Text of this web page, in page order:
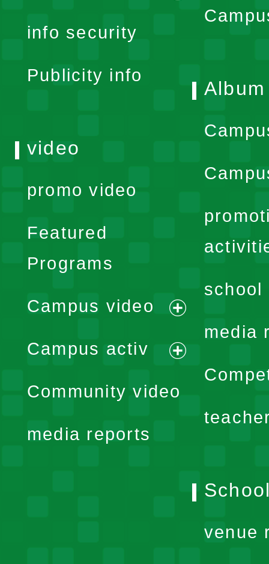
expand
info security
Publicity info
Album
school
media
video
promo video
Featured
Programs
Campus video
expand
menu
Campus activ
expand
Community video
media reports
venue